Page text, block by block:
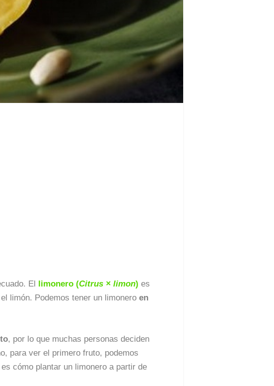
El limonero (Citrus × limon) es
limón. Podemos tener un limonero en
, por lo que muchas personas deciden
para ver el primero fruto, podemos
cómo plantar un limonero a partir de